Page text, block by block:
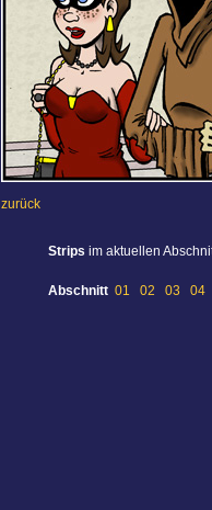
zurück
Strips im aktuellen
Abschnitt 01 02 03 04